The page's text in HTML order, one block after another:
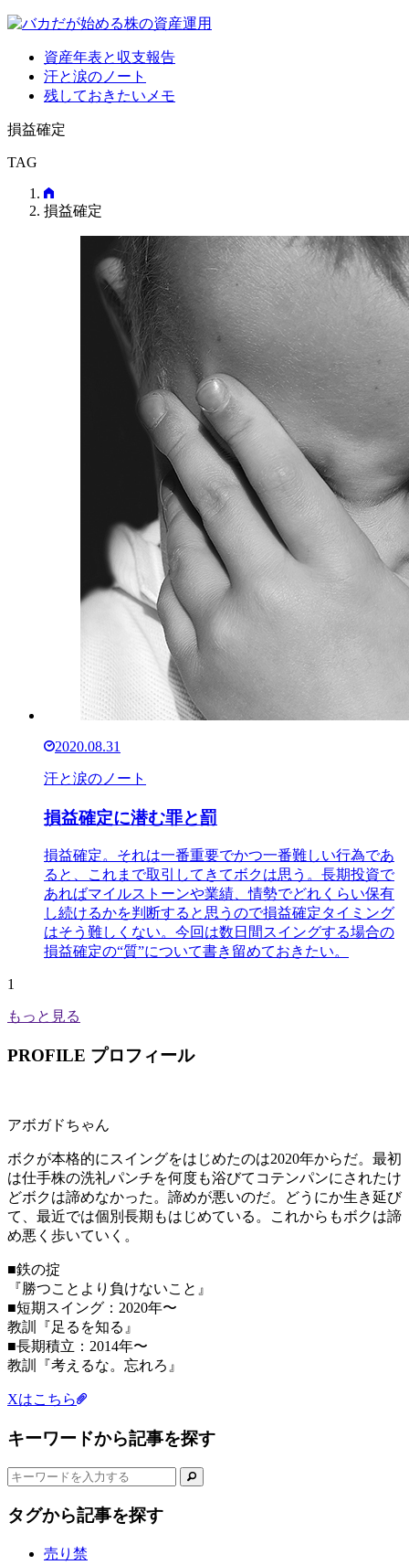
資産年表と収支報告
汗と涙のノート
残しておきたいメモ
損益確定
TAG
損益確定
2020.08.31
汗と涙のノート
損益確定に潜む罪と罰
損益確定。それは一番重要でかつ一番難しい行為であ
ると、これまで取引してきてボクは思う。長期投資で
あればマイルストーンや業績、情勢でどれくらい保有
し続けるかを判断すると思うので損益確定タイミング
はそう難しくない。今回は数日間スイングする場合の
損益確定の“質”について書き留めておきたい。
1
もっと見る
PROFILE プロフィール
アボガドちゃん
ボクが本格的にスイングをはじめたのは2020年からだ。最初
は仕手株の洗礼パンチを何度も浴びてコテンパンにされたけ
どボクは諦めなかった。諦めが悪いのだ。どうにか生き延び
て、最近では個別長期もはじめている。これからもボクは諦
め悪く歩いていく。
■鉄の掟
『勝つことより負けないこと』
■短期スイング：2020年〜
教訓『足るを知る』
■長期積立：2014年〜
教訓『考えるな。忘れろ』
Xはこちら
キーワードから記事を探す
タグから記事を探す
売り禁